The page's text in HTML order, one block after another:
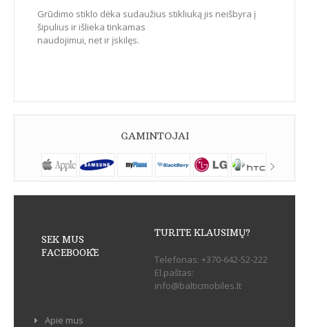
Grūdimo stiklo dėka sudaužius stikliuką jis neišbyra į
šipulius ir išlieka tinkamas
naudojimui, net ir įskilęs.
GAMINTOJAI
SEK MUS
FACEBOOK`E
TURITE KLAUSIMŲ?
Telefonas: +370-642-52-222
El.paštas:
info@balticmobiles.lt
Apie mus